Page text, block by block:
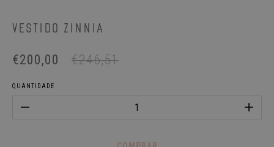
VESTIDO ZINNIA
€200,00 €246,51
QUANTIDADE